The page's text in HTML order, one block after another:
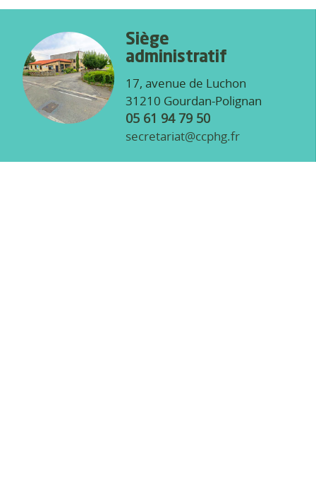
Siège
administratif
17, avenue de Luchon
31210 Gourdan-Polignan
05 61 94 79 50
secretariat@ccphg.fr